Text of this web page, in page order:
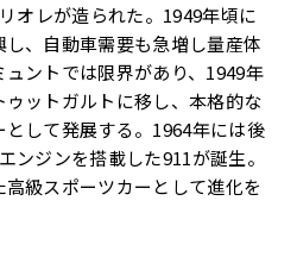
オレが造られた。1949年頃に
、自動車需要も急増し量産体
ントでは限界があり、1949年
ットガルトに移し、本格的な
して発展する。1964年には後
ンジンを搭載した911が誕生。
級スポーツカーとして進化を